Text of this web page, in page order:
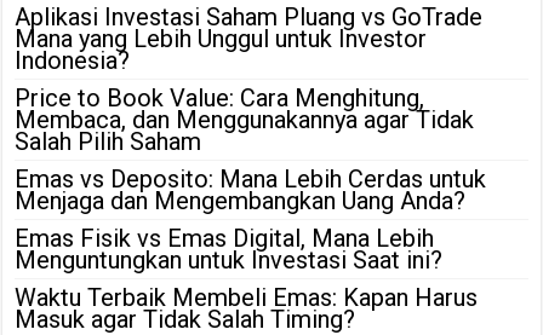
Aplikasi Investasi Saham Pluang vs GoTrade
Mana yang Lebih Unggul untuk Investor
Indonesia?
Price to Book Value: Cara Menghitung,
Membaca, dan Menggunakannya agar Tidak
Salah Pilih Saham
Emas vs Deposito: Mana Lebih Cerdas untuk
Menjaga dan Mengembangkan Uang Anda?
Emas Fisik vs Emas Digital, Mana Lebih
Menguntungkan untuk Investasi Saat ini?
Waktu Terbaik Membeli Emas: Kapan Harus
Masuk agar Tidak Salah Timing?